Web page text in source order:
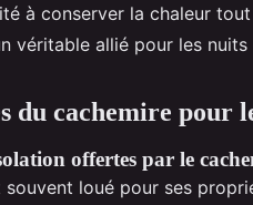
à conserver la chaleur
véritable allié pour les
du cachemire pour
offertes par le
souvent loué pour ses